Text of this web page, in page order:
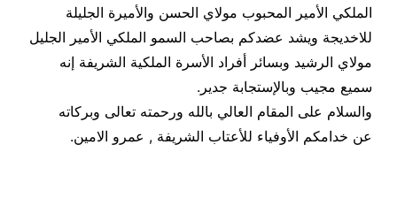
الملكي الأمير المحبوب مولاي الحسن والأميرة الجليلة
للاخديجة ويشد عضدكم بصاحب السمو الملكي الأمير الجليل
مولاي الرشيد وبسائر أفراد الأسرة الملكية الشريفة إنه
سميع مجيب وبالإستجابة جدير .
والسلام على المقام العالي بالله ورحمته تعالى وبركاته
عن خدامكم الأوفياء للأعتاب الشريفة , عمرو الامين.